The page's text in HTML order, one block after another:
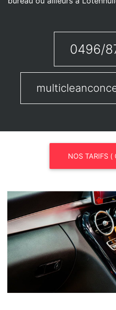
0496/
NOS TARIFS (